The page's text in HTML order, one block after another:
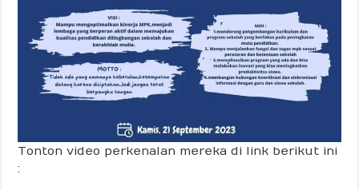
Tonton video perkenalan mereka di link berikut ini
: